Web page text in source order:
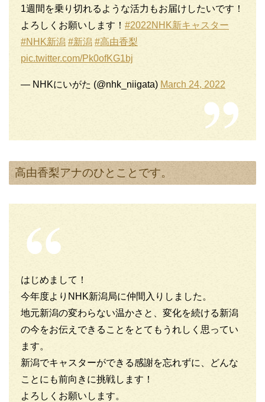
1週間を乗り切れるような活力もお届けしたいです！
よろしくお願いします！ #2022NHK新キャスター
#NHK新潟 #新潟 #高由香梨
pic.twitter.com/Pk0ofKG1bj
— NHKにいがた (@nhk_niigata) March 24, 2022
高由香梨アナのひとことです。
はじめまして！
今年度よりNHK新潟局に仲間入りしました。
地元新潟の変わらない温かさと、変化を続ける新潟
の今をお伝えできることをとてもうれしく思ってい
ます。
新潟でキャスターができる感謝を忘れずに、どんな
ことにも前向きに挑戦します！
よろしくお願いします。